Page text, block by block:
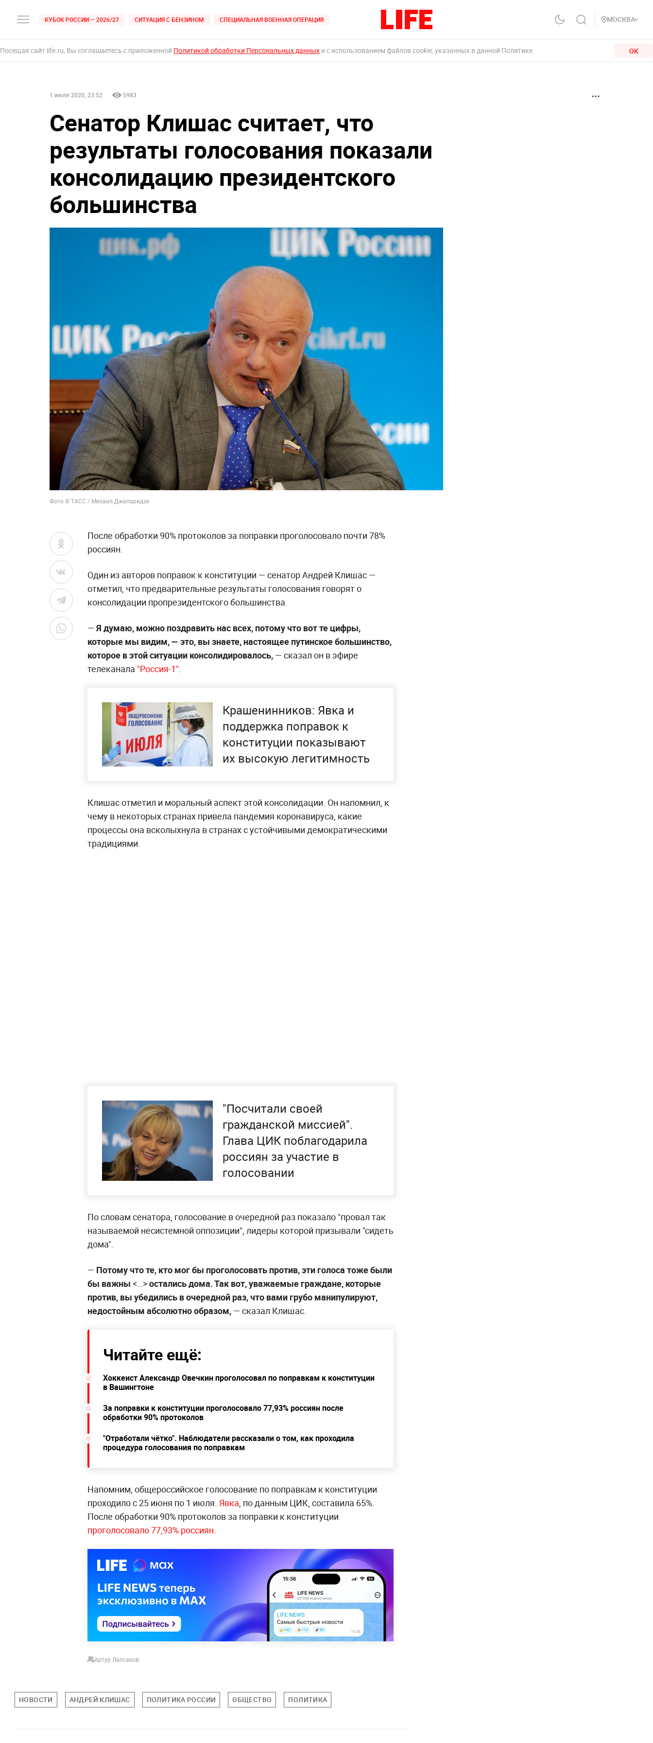
КУБОК РОССИИ — 2026/27 СИТУАЦИЯ С БЕНЗИНОМ СПЕЦИАЛЬНАЯ ВОЕННАЯ ОПЕРАЦИЯ МОСКВА
Посещая сайт life.ru, Вы соглашаетесь с приложенной Политикой обработки Персональных данных и с использованием файлов cookie, указанных в данной Политике. ОК
1 июля 2020, 23:52 5983
Сенатор Клишас считает, что
результаты голосования показали
консолидацию президентского
большинства
Фото © ТАСС / Михаил Джапаридзе
После обработки 90% протоколов за поправки проголосовало почти 78%
россиян.
Один из авторов поправок к конституции — сенатор Андрей Клишас —
отметил, что предварительные результаты голосования говорят о
консолидации пропрезидентского большинства.
— Я думаю, можно поздравить нас всех, потому что вот те цифры,
которые мы видим, — это, вы знаете, настоящее путинское большинство,
которое в этой ситуации консолидировалось, — сказал он в эфире
телеканала "Россия-1".
Крашенинников: Явка и
поддержка поправок к
конституции показывают
их высокую легитимность
Клишас отметил и моральный аспект этой консолидации. Он напомнил, к
чему в некоторых странах привела пандемия коронавируса, какие
процессы она всколыхнула в странах с устойчивыми демократическими
традициями.
"Посчитали своей
гражданской миссией".
Глава ЦИК поблагодарила
россиян за участие в
голосовании
По словам сенатора, голосование в очередной раз показало "провал так
называемой несистемной оппозиции", лидеры которой призывали "сидеть
дома".
— Потому что те, кто мог бы проголосовать против, эти голоса тоже были
бы важны <…>остались дома. Так вот, уважаемые граждане, которые
против, вы убедились в очередной раз, что вами грубо манипулируют,
недостойным абсолютно образом, — сказал Клишас.
Читайте ещё:
Хоккеист Александр Овечкин проголосовал по поправкам к конституции
в Вашингтоне
За поправки к конституции проголосовало 77,93% россиян после
обработки 90% протоколов
"Отработали чётко". Наблюдатели рассказали о том, как проходила
процедура голосования по поправкам
Напомним, общероссийское голосование по поправкам к конституции
проходило с 25 июня по 1 июля. Явка, по данным ЦИК, составила 65%.
После обработки 90% протоколов за поправки к конституции
проголосовало 77,93% россиян.
Артур Лапсаков
НОВОСТИ АНДРЕЙ КЛИШАС ПОЛИТИКА РОССИИ ОБЩЕСТВО ПОЛИТИКА